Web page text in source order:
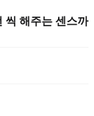
씩 해주는 센스까